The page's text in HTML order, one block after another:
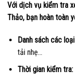
Với dịch vụ kiểm tra
Thảo, bạn hoàn toàn
Danh sách các
tải nhẹ…
Thời gian kiểm tra: